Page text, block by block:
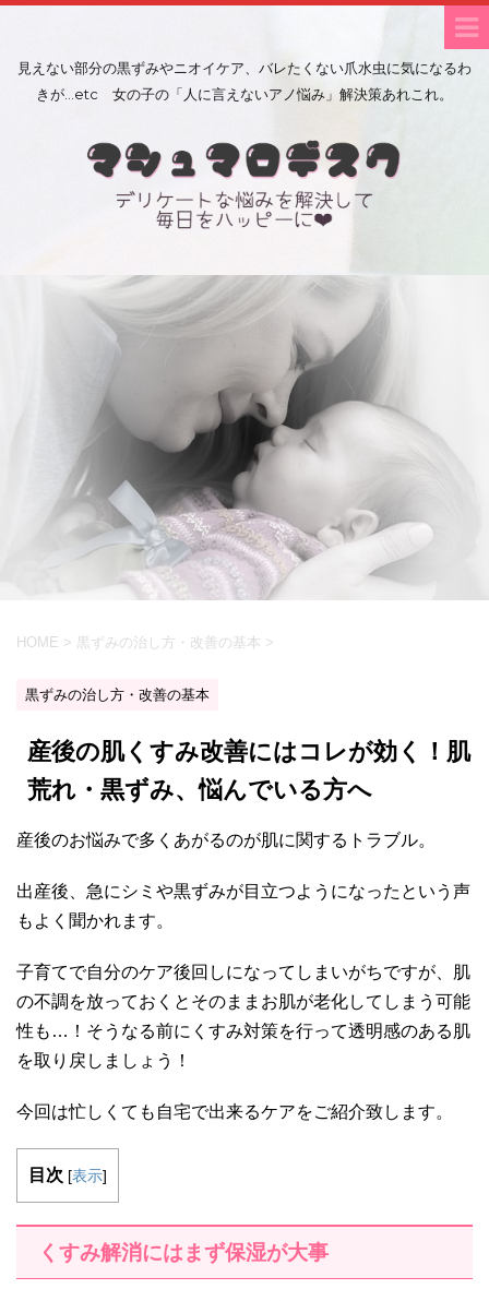
見えない部分の黒ずみやニオイケア、バレたくない爪水虫に気になるわ
きが…etc 女の子の「人に言えないアノ悩み」解決策あれこれ。
HOME > 黒ずみの治し方・改善の基本 >
黒ずみの治し方・改善の基本
産後の肌くすみ改善にはコレが効く！肌
荒れ・黒ずみ、悩んでいる方へ
産後のお悩みで多くあがるのが肌に関するトラブル。
出産後、急にシミや黒ずみが目立つようになったという声
もよく聞かれます。
子育てで自分のケア後回しになってしまいがちですが、肌
の不調を放っておくとそのままお肌が老化してしまう可能
性も…！そうなる前にくすみ対策を行って透明感のある肌
を取り戻しましょう！
今回は忙しくても自宅で出来るケアをご紹介致します。
目次 [表示]
くすみ解消にはまず保湿が大事